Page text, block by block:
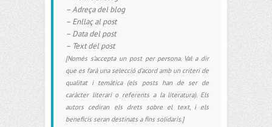
– Adreça del blog
– Enllaç al post
– Data del post
– Text del post
[Només s’accepta un post per persona. Val a dir
que es farà una selecció d’acord amb un criteri de
qualitat i temàtica (els posts han de ser de
caràcter literari o referents a la literatura). Els
autors cediran els drets sobre el text, i els
beneficis seran destinats a fins solidaris.]